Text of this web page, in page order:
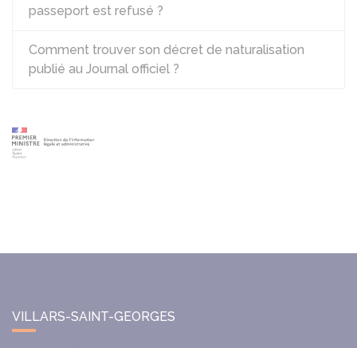
passeport est refusé ?
Comment trouver son décret de naturalisation
publié au Journal officiel ?
VILLARS-SAINT-GEORGES